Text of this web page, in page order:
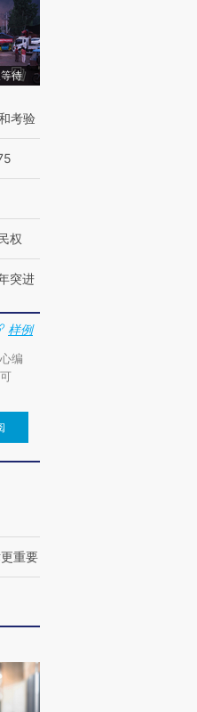
待
考验
权
突进
样例
编
重要